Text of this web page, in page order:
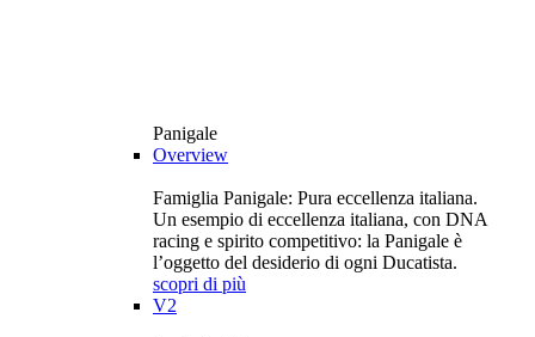
Panigale
Overview
Famiglia Panigale: Pura eccellenza italiana.
Un esempio di eccellenza italiana, con DNA
racing e spirito competitivo: la Panigale è
l’oggetto del desiderio di ogni Ducatista.
scopri di più
V2